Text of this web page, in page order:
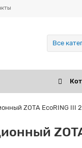
Все
ZOTA EcoRING III